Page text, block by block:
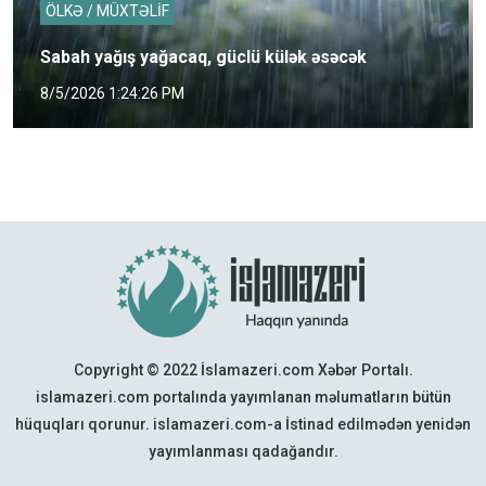
ÖLKƏ / MÜXTƏLİF
Sabah yağış yağacaq, güclü külək əsəcək
8/5/2026 1:24:26 PM
Copyright © 2022 İslamazeri.com Xəbər Portalı.
islamazeri.com portalında yayımlanan məlumatların bütün
hüquqları qorunur. islamazeri.com-a İstinad edilmədən yenidən
yayımlanması qadağandır.